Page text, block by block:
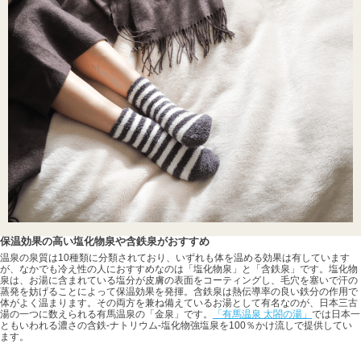
保温効果の高い塩化物泉や含鉄泉がおすすめ
温泉の泉質は10種類に分類されており、いずれも体を温める効果は有しています
が、なかでも冷え性の人におすすめなのは「塩化物泉」と「含鉄泉」です。塩化物
泉は、お湯に含まれている塩分が皮膚の表面をコーティングし、毛穴を塞いで汗の
蒸発を妨げることによって保温効果を発揮。含鉄泉は熱伝導率の良い鉄分の作用で
体がよく温まります。その両方を兼ね備えているお湯として有名なのが、日本三古
湯の一つに数えられる有馬温泉の「金泉」です。
「有馬温泉 太閤の湯」 では日本一
ともいわれる濃さの含鉄-ナトリウム-塩化物強塩泉を100％かけ流しで提供してい
ます。